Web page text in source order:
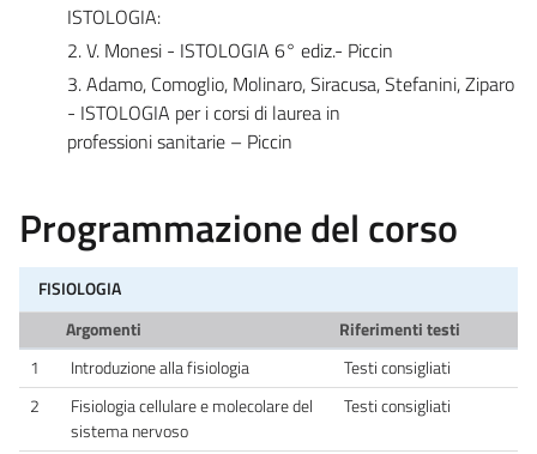
ISTOLOGIA:
2. V. Monesi - ISTOLOGIA 6° ediz.- Piccin
3. Adamo, Comoglio, Molinaro, Siracusa, Stefanini, Ziparo
- ISTOLOGIA per i corsi di laurea in
professioni sanitarie – Piccin
Programmazione del corso
FISIOLOGIA
Argomenti
Riferimenti testi
1
Introduzione alla fisiologia
Testi consigliati
2
Fisiologia cellulare e molecolare del
sistema nervoso
Testi consigliati